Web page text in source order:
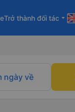
Trở thành đối tác arrow_drop_down
ngày về